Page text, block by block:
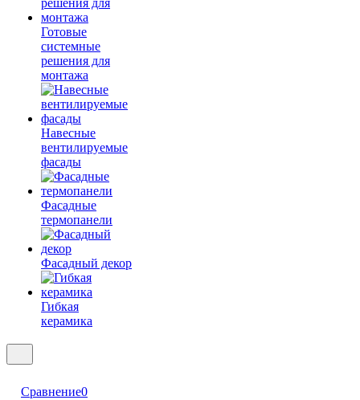
Готовые
системные
решения для
монтажа
Навесные
вентилируемые
фасады
Фасадные
термопанели
Фасадный декор
Гибкая
керамика
Сравнение0